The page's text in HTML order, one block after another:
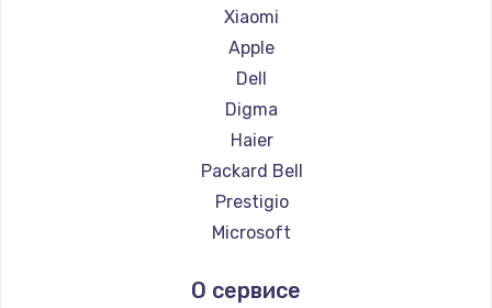
Ремонт ноутбуков Irbis
Ремонт ноутбуков Thunderobot
Ремонт ноутбуков Hasee
Ремонт ноутбуков ZTE
Ремонт ноутбуков Hiper
Ремонт ноутбуков Evga
Ремонт ноутбуков Google
Ремонт ноутбуков Echips
Ремонт ноутбуков Predator
Xiaomi
Apple
Dell
Digma
Haier
Packard Bell
Prestigio
Microsoft
Aquarius
О сервисе